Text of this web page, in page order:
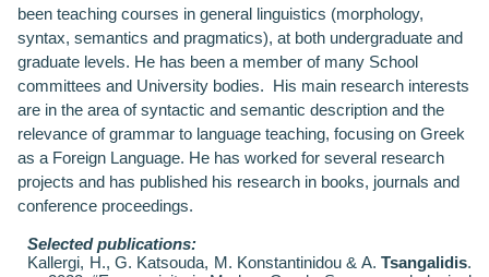
been teaching courses in general linguistics (morphology,
syntax, semantics and pragmatics), at both undergraduate and
graduate levels. He has been a member of many School
committees and University bodies. His main research interests
are in the area of syntactic and semantic description and the
relevance of grammar to language teaching, focusing on Greek
as a Foreign Language. He has worked for several research
projects and has published his research in books, journals and
conference proceedings.
Selected publications:
Kallergi, H., G. Katsouda, M. Konstantinidou & A. Tsangalidis.